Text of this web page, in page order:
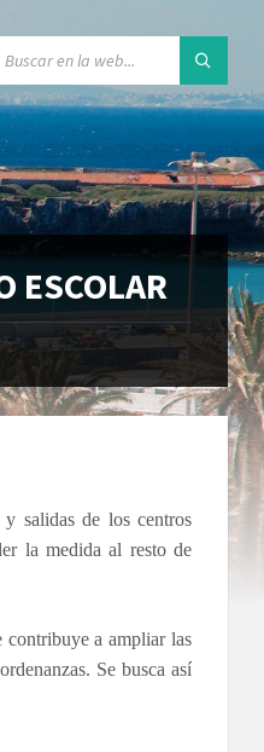
ESCOLAR
salidas de los centros
la medida al resto de
a ampliar las
Se busca así